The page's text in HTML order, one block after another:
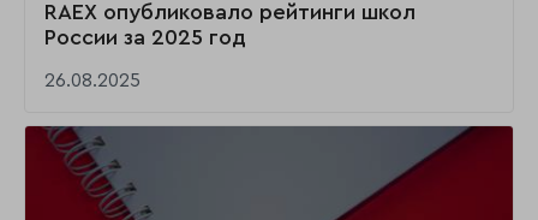
RAEX опубликовало рейтинги школ
России за 2025 год
26.08.2025